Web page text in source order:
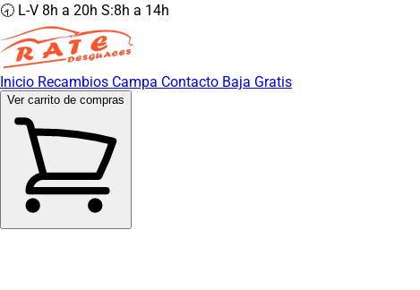
🕣 L-V 8h a 20h S:8h a 14h
Inicio Recambios Campa Contacto Baja Gratis
Ver carrito de compras